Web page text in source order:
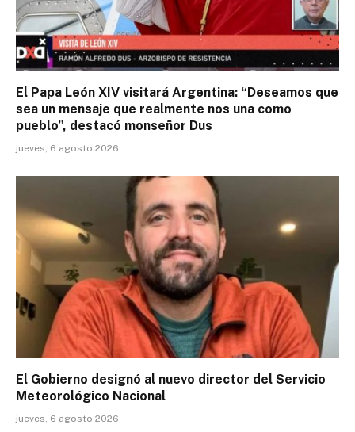
El Papa León XIV visitará Argentina: “Deseamos que
sea un mensaje que realmente nos una como
pueblo”, destacó monseñor Dus
jueves, 6 agosto 2026
El Gobierno designó al nuevo director del Servicio
Meteorológico Nacional
jueves, 6 agosto 2026